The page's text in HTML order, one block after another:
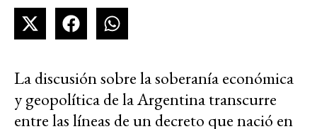
La discusión sobre la soberanía económica
y geopolítica de la Argentina transcurre
entre las líneas de un decreto que nació en